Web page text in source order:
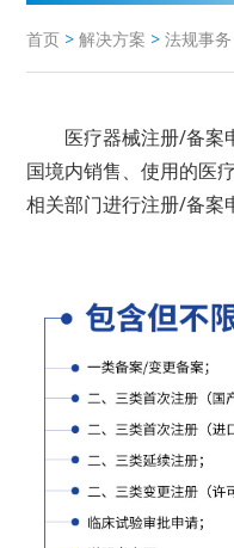
首页 >解决方案 >法规事务
医疗器械注册/备案
国境内销售、使用的医
相关部门进行注册/备案